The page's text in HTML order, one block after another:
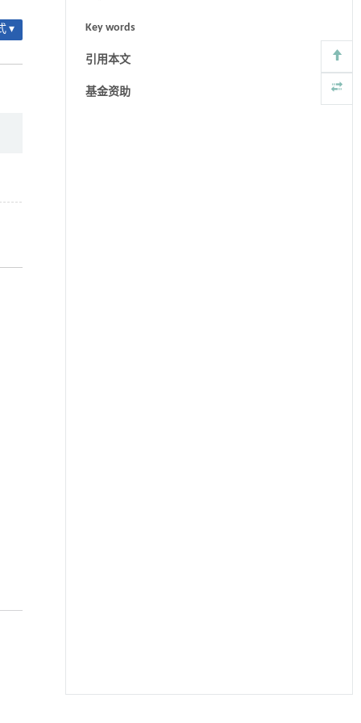
▾ Key words
引用本文
基金资助